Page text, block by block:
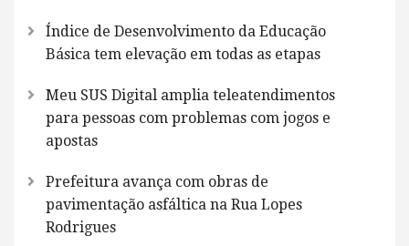
Índice de Desenvolvimento da Educação
Básica tem elevação em todas as etapas
Meu SUS Digital amplia teleatendimentos
para pessoas com problemas com jogos e
apostas
Prefeitura avança com obras de
pavimentação asfáltica na Rua Lopes
Rodrigues